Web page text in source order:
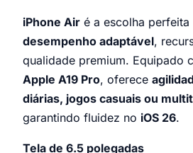
iPhone Air é a escolha
desempenho adaptável,
qualidade premium. Equipado
Apple A19 Pro, oferece
diárias, jogos casuais ou
garantindo fluidez no iOS 26.
Tela de 6.5 polegadas